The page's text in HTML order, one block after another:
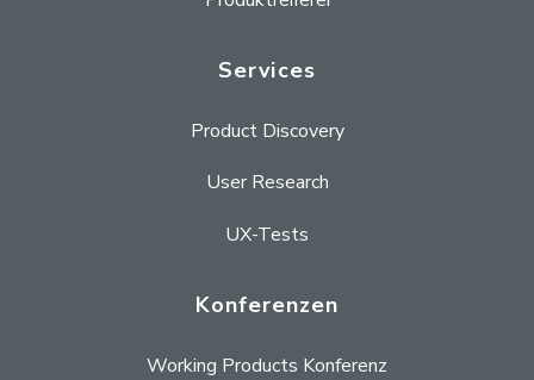
Services
Product Discovery
User Research
UX-Tests
Konferenzen
Working Products Konferenz